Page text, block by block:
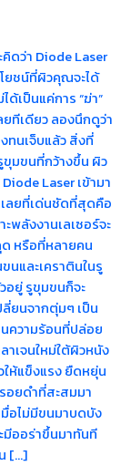
ดว่า Diode Laser
ยชน์ที่ผิวคุณจะได้
ด้เป็นแค่การ “ฆ่า”
ทีเดียว ลองนึกดูว่า
ทนเจ็บแล้ว สิ่งที่
ขุมขนที่กว้างขึ้น ผิว
Laser เข้ามา
ยที่เด่นชัดที่สุดคือ
พลังงานเลเซอร์จะ
หรือที่หลายคน
นและเคราตินในรู
อยู่ รูขุมขนก็จะ
ยนจากตุ่มๆ เป็น
ความร้อนที่ปล่อย
าเจนใหม่ใต้ผิวหนัง
ห้แข็งแรง ยืดหยุ่น
อยดำที่สะสมมา
มื่อไม่มีขนมาบดบัง
มีออร่าขึ้นมาทันที
[…]